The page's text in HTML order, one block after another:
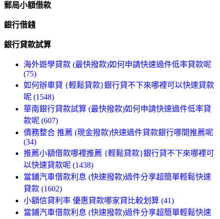
郵局小額借款
銀行借錢
銀行貸款試算
海外遊學貸款 (最快撥款)如何申請快速過件低率貸款呢
(75)
如何辦車貸 {輕鬆貸款}銀行貸不下來哪裡可以快速貸款
呢 (1548)
華南銀行貸款試算 (最快撥款)如何申請快速過件低率貸
款呢 (607)
債務整合 推薦 (現金撥款)快速過件貸款銀行哪間推薦呢
(34)
推薦小額借款哪裡推薦 {輕鬆貸款}銀行貸不下來哪裡可
以快速貸款呢 (1438)
當鋪汽車借款利息 (快速撥款)過件分享超簡單輕鬆快速
貸款 (1602)
小額信貸利率 優惠貸款哪家貸比較划算 (41)
當鋪汽車借款利息 (快速撥款)過件分享超簡單輕鬆快速